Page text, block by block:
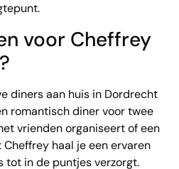
voor Cheffrey
diners aan huis in Dordrecht
romantisch diner voor twee
vrienden organiseert of een
haal je een ervaren
tot in de puntjes verzorgt.